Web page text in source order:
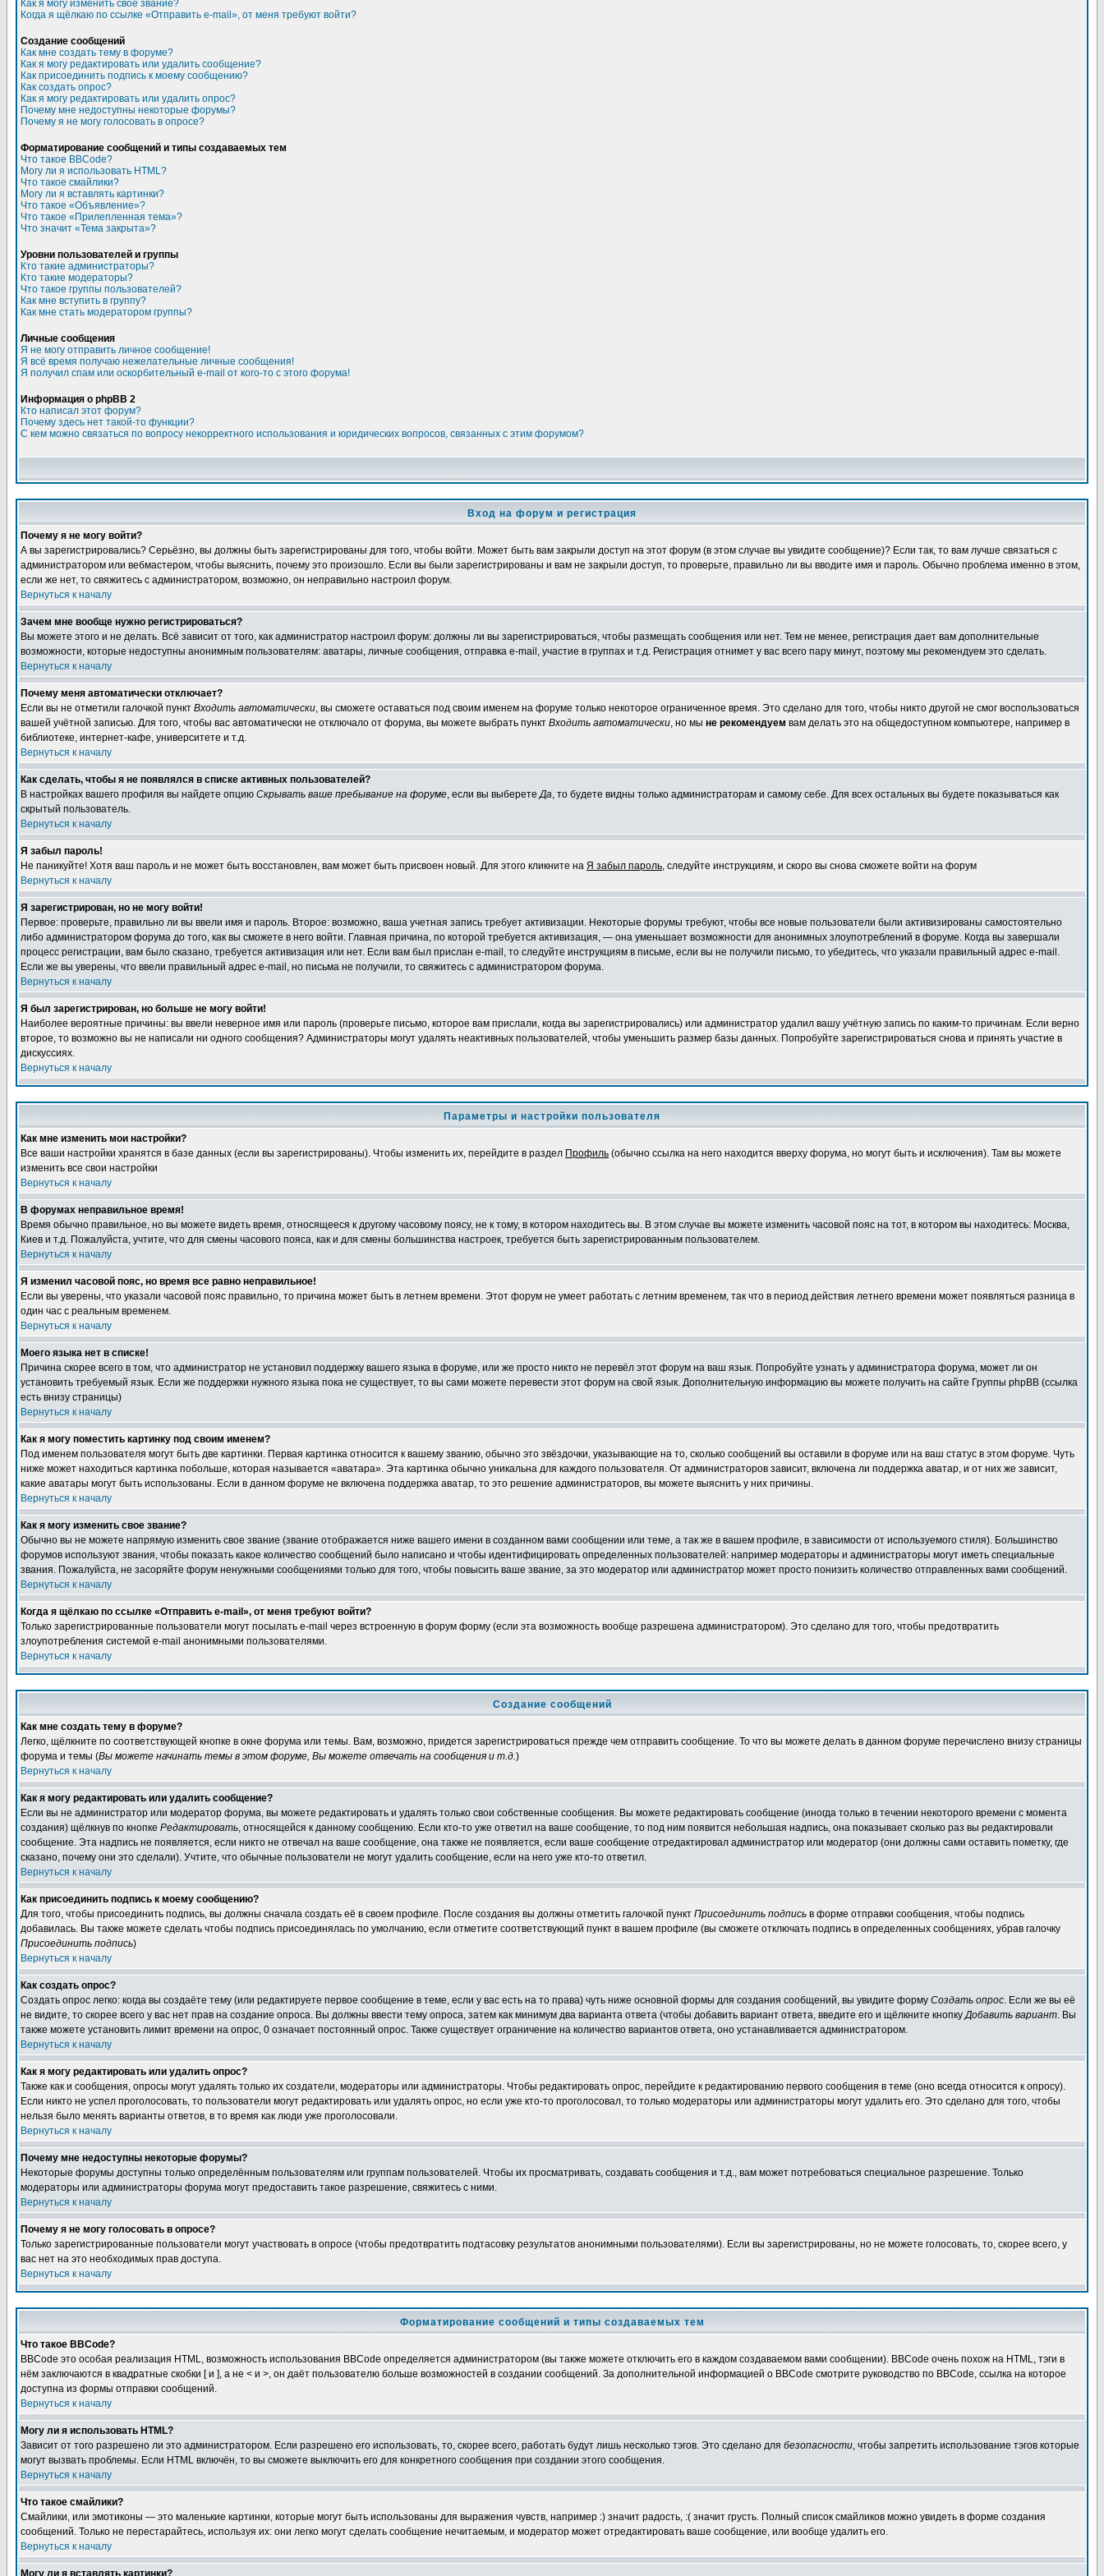
Как я могу изменить свое звание?
Когда я щёлкаю по ссылке «Отправить e-mail», от меня требуют войти?
Создание сообщений
Как мне создать тему в форуме?
Как я могу редактировать или удалить сообщение?
Как присоединить подпись к моему сообщению?
Как создать опрос?
Как я могу редактировать или удалить опрос?
Почему мне недоступны некоторые форумы?
Почему я не могу голосовать в опросе?
Форматирование сообщений и типы создаваемых тем
Что такое BBCode?
Могу ли я использовать HTML?
Что такое смайлики?
Могу ли я вставлять картинки?
Что такое «Объявление»?
Что такое «Прилепленная тема»?
Что значит «Тема закрыта»?
Уровни пользователей и группы
Кто такие администраторы?
Кто такие модераторы?
Что такое группы пользователей?
Как мне вступить в группу?
Как мне стать модератором группы?
Личные сообщения
Я не могу отправить личное сообщение!
Я всё время получаю нежелательные личные сообщения!
Я получил спам или оскорбительный e-mail от кого-то с этого форума!
Информация о phpBB 2
Кто написал этот форум?
Почему здесь нет такой-то функции?
С кем можно связаться по вопросу некорректного использования и юридических вопросов, связанных с этим форумом?
Вход на форум и регистрация
Почему я не могу войти?
А вы зарегистрировались? Серьёзно, вы должны быть зарегистрированы для того, чтобы войти. Может быть вам закрыли доступ на этот форум (в этом случае вы увидите сообщение)? Если так, то вам лучше связаться с
администратором или вебмастером, чтобы выяснить, почему это произошло. Если вы были зарегистрированы и вам не закрыли доступ, то проверьте, правильно ли вы вводите имя и пароль. Обычно проблема именно в этом,
если же нет, то свяжитесь с администратором, возможно, он неправильно настроил форум.
Вернуться к началу
Зачем мне вообще нужно регистрироваться?
Вы можете этого и не делать. Всё зависит от того, как администратор настроил форум: должны ли вы зарегистрироваться, чтобы размещать сообщения или нет. Тем не менее, регистрация дает вам дополнительные
возможности, которые недоступны анонимным пользователям: аватары, личные сообщения, отправка e-mail, участие в группах и т.д. Регистрация отнимет у вас всего пару минут, поэтому мы рекомендуем это сделать.
Вернуться к началу
Почему меня автоматически отключает?
Если вы не отметили галочкой пункт Входить автоматически, вы сможете оставаться под своим именем на форуме только некоторое ограниченное время. Это сделано для того, чтобы никто другой не смог воспользоваться
вашей учётной записью. Для того, чтобы вас автоматически не отключало от форума, вы можете выбрать пункт Входить автоматически, но мы не рекомендуем вам делать это на общедоступном компьютере, например в
библиотеке, интернет-кафе, университете и т.д.
Вернуться к началу
Как сделать, чтобы я не появлялся в списке активных пользователей?
В настройках вашего профиля вы найдете опцию Скрывать ваше пребывание на форуме, если вы выберетеДа, то будете видны только администраторам и самому себе. Для всех остальных вы будете показываться как
скрытый пользователь.
Вернуться к началу
Я забыл пароль!
Не паникуйте! Хотя ваш пароль и не может быть восстановлен, вам может быть присвоен новый. Для этого кликните на Я забыл пароль, следуйте инструкциям, и скоро вы снова сможете войти на форум
Вернуться к началу
Я зарегистрирован, но не могу войти!
Первое: проверьте, правильно ли вы ввели имя и пароль. Второе: возможно, ваша учетная запись требует активизации. Некоторые форумы требуют, чтобы все новые пользователи были активизированы самостоятельно
либо администратором форума до того, как вы сможете в него войти. Главная причина, по которой требуется активизация, — она уменьшает возможности для анонимных злоупотреблений в форуме. Когда вы завершали
процесс регистрации, вам было сказано, требуется активизация или нет. Если вам был прислан e-mail, то следуйте инструкциям в письме, если вы не получили письмо, то убедитесь, что указали правильный адрес e-mail.
Если же вы уверены, что ввели правильный адрес e-mail, но письма не получили, то свяжитесь с администратором форума.
Вернуться к началу
Я был зарегистрирован, но больше не могу войти!
Наиболее вероятные причины: вы ввели неверное имя или пароль (проверьте письмо, которое вам прислали, когда вы зарегистрировались) или администратор удалил вашу учётную запись по каким-то причинам. Если верно
второе, то возможно вы не написали ни одного сообщения? Администраторы могут удалять неактивных пользователей, чтобы уменьшить размер базы данных. Попробуйте зарегистрироваться снова и принять участие в
дискуссиях.
Вернуться к началу
Параметры и настройки пользователя
Как мне изменить мои настройки?
Все ваши настройки хранятся в базе данных (если вы зарегистрированы). Чтобы изменить их, перейдите в раздел Профиль (обычно ссылка на него находится вверху форума, но могут быть и исключения). Там вы можете
изменить все свои настройки
Вернуться к началу
В форумах неправильное время!
Время обычно правильное, но вы можете видеть время, относящееся к другому часовому поясу, не к тому, в котором находитесь вы. В этом случае вы можете изменить часовой пояс на тот, в котором вы находитесь: Москва,
Киев и т.д. Пожалуйста, учтите, что для смены часового пояса, как и для смены большинства настроек, требуется быть зарегистрированным пользователем.
Вернуться к началу
Я изменил часовой пояс, но время все равно неправильное!
Если вы уверены, что указали часовой пояс правильно, то причина может быть в летнем времени. Этот форум не умеет работать с летним временем, так что в период действия летнего времени может появляться разница в
один час с реальным временем.
Вернуться к началу
Моего языка нет в списке!
Причина скорее всего в том, что администратор не установил поддержку вашего языка в форуме, или же просто никто не перевёл этот форум на ваш язык. Попробуйте узнать у администратора форума, может ли он
установить требуемый язык. Если же поддержки нужного языка пока не существует, то вы сами можете перевести этот форум на свой язык. Дополнительную информацию вы можете получить на сайте Группы phpBB (ссылка
есть внизу страницы)
Вернуться к началу
Как я могу поместить картинку под своим именем?
Под именем пользователя могут быть две картинки. Первая картинка относится к вашему званию, обычно это звёздочки, указывающие на то, сколько сообщений вы оставили в форуме или на ваш статус в этом форуме. Чуть
ниже может находиться картинка побольше, которая называется «аватара». Эта картинка обычно уникальна для каждого пользователя. От администраторов зависит, включена ли поддержка аватар, и от них же зависит,
какие аватары могут быть использованы. Если в данном форуме не включена поддержка аватар, то это решение администраторов, вы можете выяснить у них причины.
Вернуться к началу
Как я могу изменить свое звание?
Обычно вы не можете напрямую изменить свое звание (звание отображается ниже вашего имени в созданном вами сообщении или теме, а так же в вашем профиле, в зависимости от используемого стиля). Большинство
форумов используют звания, чтобы показать какое количество сообщений было написано и чтобы идентифицировать определенных пользователей: например модераторы и администраторы могут иметь специальные
звания. Пожалуйста, не засоряйте форум ненужными сообщениями только для того, чтобы повысить ваше звание, за это модератор или администратор может просто понизить количество отправленных вами сообщений.
Вернуться к началу
Когда я щёлкаю по ссылке «Отправить e-mail», от меня требуют войти?
Только зарегистрированные пользователи могут посылать e-mail через встроенную в форум форму (если эта возможность вообще разрешена администратором). Это сделано для того, чтобы предотвратить
злоупотребления системой e-mail анонимными пользователями.
Вернуться к началу
Создание сообщений
Как мне создать тему в форуме?
Легко, щёлкните по соответствующей кнопке в окне форума или темы. Вам, возможно, придется зарегистрироваться прежде чем отправить сообщение. То что вы можете делать в данном форуме перечислено внизу страницы
форума и темы (Вы можете начинать темы в этом форуме, Вы можете отвечать на сообщения и т.д.)
Вернуться к началу
Как я могу редактировать или удалить сообщение?
Если вы не администратор или модератор форума, вы можете редактировать и удалять только свои собственные сообщения. Вы можете редактировать сообщение (иногда только в течении некоторого времени с момента
создания) щёлкнув по кнопке Редактировать, относящейся к данному сообщению. Если кто-то уже ответил на ваше сообщение, то под ним появится небольшая надпись, она показывает сколько раз вы редактировали
сообщение. Эта надпись не появляется, если никто не отвечал на ваше сообщение, она также не появляется, если ваше сообщение отредактировал администратор или модератор (они должны сами оставить пометку, где
сказано, почему они это сделали). Учтите, что обычные пользователи не могут удалить сообщение, если на него уже кто-то ответил.
Вернуться к началу
Как присоединить подпись к моему сообщению?
Для того, чтобы присоединить подпись, вы должны сначала создать её в своем профиле. После создания вы должны отметить галочкой пункт Присоединить подпись в форме отправки сообщения, чтобы подпись
добавилась. Вы также можете сделать чтобы подпись присоединялась по умолчанию, если отметите соответствующий пункт в вашем профиле (вы сможете отключать подпись в определенных сообщениях, убрав галочку
Присоединить подпись)
Вернуться к началу
Как создать опрос?
Создать опрос легко: когда вы создаёте тему (или редактируете первое сообщение в теме, если у вас есть на то права) чуть ниже основной формы для создания сообщений, вы увидите форму Создать опрос. Если же вы её
не видите, то скорее всего у вас нет прав на создание опроса. Вы должны ввести тему опроса, затем как минимум два варианта ответа (чтобы добавить вариант ответа, введите его и щёлкните кнопкуДобавить вариант. Вы
также можете установить лимит времени на опрос, 0 означает постоянный опрос. Также существует ограничение на количество вариантов ответа, оно устанавливается администратором.
Вернуться к началу
Как я могу редактировать или удалить опрос?
Также как и сообщения, опросы могут удалять только их создатели, модераторы или администраторы. Чтобы редактировать опрос, перейдите к редактированию первого сообщения в теме (оно всегда относится к опросу).
Если никто не успел проголосовать, то пользователи могут редактировать или удалять опрос, но если уже кто-то проголосовал, то только модераторы или администраторы могут удалить его. Это сделано для того, чтобы
нельзя было менять варианты ответов, в то время как люди уже проголосовали.
Вернуться к началу
Почему мне недоступны некоторые форумы?
Некоторые форумы доступны только определённым пользователям или группам пользователей. Чтобы их просматривать, создавать сообщения и т.д., вам может потребоваться специальное разрешение. Только
модераторы или администраторы форума могут предоставить такое разрешение, свяжитесь с ними.
Вернуться к началу
Почему я не могу голосовать в опросе?
Только зарегистрированные пользователи могут участвовать в опросе (чтобы предотвратить подтасовку результатов анонимными пользователями). Если вы зарегистрированы, но не можете голосовать, то, скорее всего, у
вас нет на это необходимых прав доступа.
Вернуться к началу
Форматирование сообщений и типы создаваемых тем
Что такое BBCode?
BBCode это особая реализация HTML, возможность использования BBCode определяется администратором (вы также можете отключить его в каждом создаваемом вами сообщении). BBCode очень похож на HTML, тэги в
нём заключаются в квадратные скобки [ и ], а не < и >, он даёт пользователю больше возможностей в создании сообщений. За дополнительной информацией о BBCode смотрите руководство по BBCode, ссылка на которое
доступна из формы отправки сообщений.
Вернуться к началу
Могу ли я использовать HTML?
Зависит от того разрешено ли это администратором. Если разрешено его использовать, то, скорее всего, работать будут лишь несколько тэгов. Это сделано для безопасности, чтобы запретить использование тэгов которые
могут вызвать проблемы. Если HTML включён, то вы сможете выключить его для конкретного сообщения при создании этого сообщения.
Вернуться к началу
Что такое смайлики?
Смайлики, или эмотиконы — это маленькие картинки, которые могут быть использованы для выражения чувств, например :) значит радость, :( значит грусть. Полный список смайликов можно увидеть в форме создания
сообщений. Только не перестарайтесь, используя их: они легко могут сделать сообщение нечитаемым, и модератор может отредактировать ваше сообщение, или вообще удалить его.
Вернуться к началу
Могу ли я вставлять картинки?